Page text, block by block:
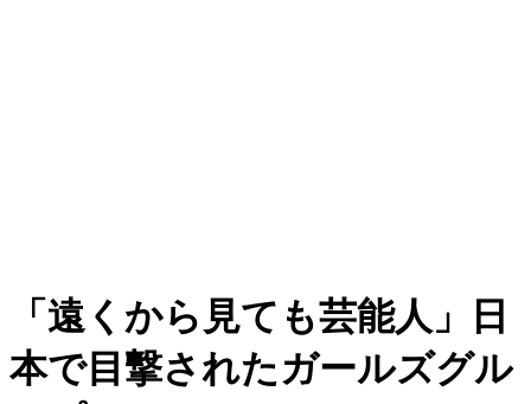
「遠くから見ても芸能人」日
本で目撃されたガールズグル